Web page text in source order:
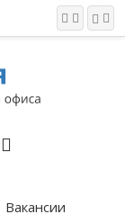
Вакансии